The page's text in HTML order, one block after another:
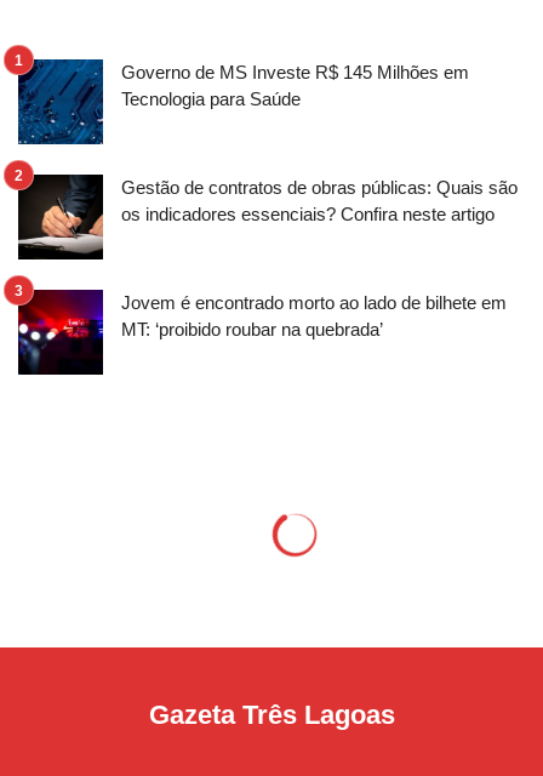
Governo de MS Investe R$ 145 Milhões em
Tecnologia para Saúde
Gestão de contratos de obras públicas: Quais são
os indicadores essenciais? Confira neste artigo
Jovem é encontrado morto ao lado de bilhete em
MT: ‘proibido roubar na quebrada’
Gazeta Três Lagoas